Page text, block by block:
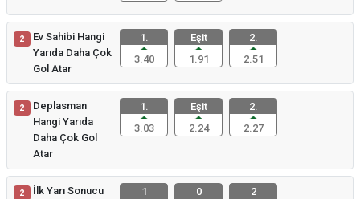
2
Ev Sahibi Hangi
Yarıda Daha Çok
Gol Atar
1.
3.40
Eşit
1.91
2.
2.51
2
Deplasman
Hangi Yarıda
Daha Çok Gol
Atar
1.
3.03
Eşit
2.24
2.
2.27
2 İlk Yarı Sonucu
1
0
2